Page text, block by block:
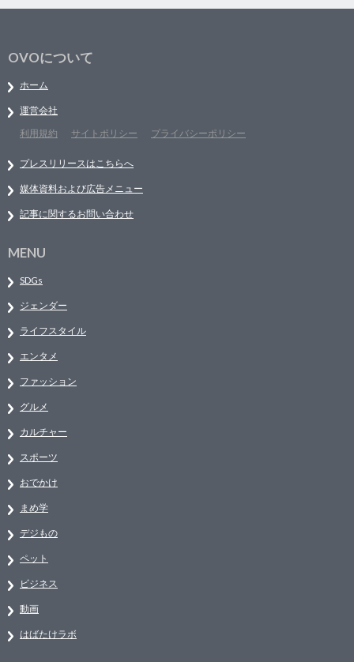
OVOについて
ホーム
運営会社
利用規約
サイトポリシー プライバシーポリシー
プレスリリースはこちらへ
媒体資料および広告メニュー
記事に関するお問い合わせ
MENU
SDGs
ジェンダー
ライフスタイル
エンタメ
ファッション
グルメ
カルチャー
スポーツ
おでかけ
まめ学
デジもの
ペット
ビジネス
動画
はばたけラボ